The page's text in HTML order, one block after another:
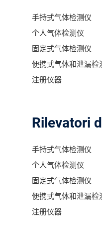
手持式气体检测仪
个人气体检测仪
固定式气体检测仪
便携式气体和泄漏检
注册仪器
Rilevatori
手持式气体检测仪
个人气体检测仪
固定式气体检测仪
便携式气体和泄漏检
注册仪器